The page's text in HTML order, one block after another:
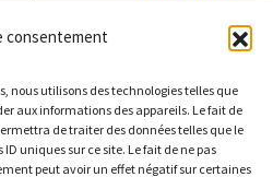
consentement
nous utilisons des technologies telles que
aux informations des appareils. Le fait de
de traiter des données telles que le
uniques sur ce site. Le fait de ne pas
peut avoir un effet négatif sur certaines
sociaux